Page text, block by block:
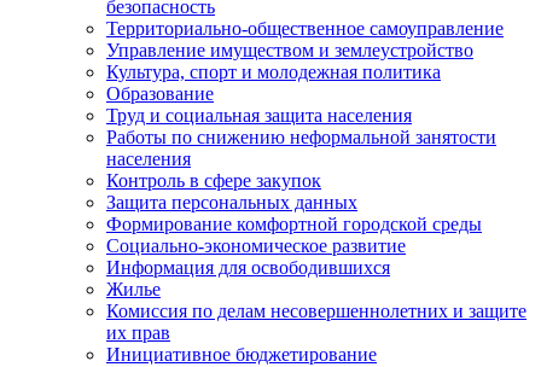
безопасность
Территориально-общественное самоуправление
Управление имуществом и землеустройство
Культура, спорт и молодежная политика
Образование
Труд и социальная защита населения
Работы по снижению неформальной занятости
населения
Контроль в сфере закупок
Защита персональных данных
Формирование комфортной городской среды
Социально-экономическое развитие
Информация для освободившихся
Жилье
Комиссия по делам несовершеннолетних и защите
их прав
Инициативное бюджетирование